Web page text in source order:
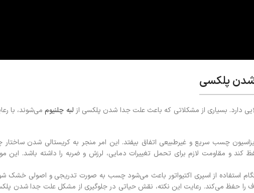
شدن پلکسی
دارد. بسیاری از مشکلاتی که باعث علت جدا شدن پلکسی از لبه چلنیوممی‌شوند، با
چسب سریع و غیرطبیعی اتفاق بیفتد. این امر منجر به کریستالی شدن
و مقاومت لازم برای تحمل تغییرات دمایی، لرزش و ضربه را داشته باشد. این
هنگام استفاده از اسپری اکتیواتور باعث می‌شود چسب به صورت تدریجی و اصولی خشک
حفظ می‌کند. رعایت این نکته، نقش حیاتی در جلوگیری از مشکل علت جدا شدن پلکسی